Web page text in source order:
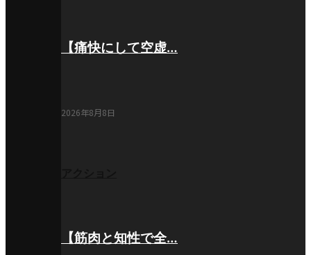
【痛快にして空虚…
2026年8月8日
【筋肉と知性で全…